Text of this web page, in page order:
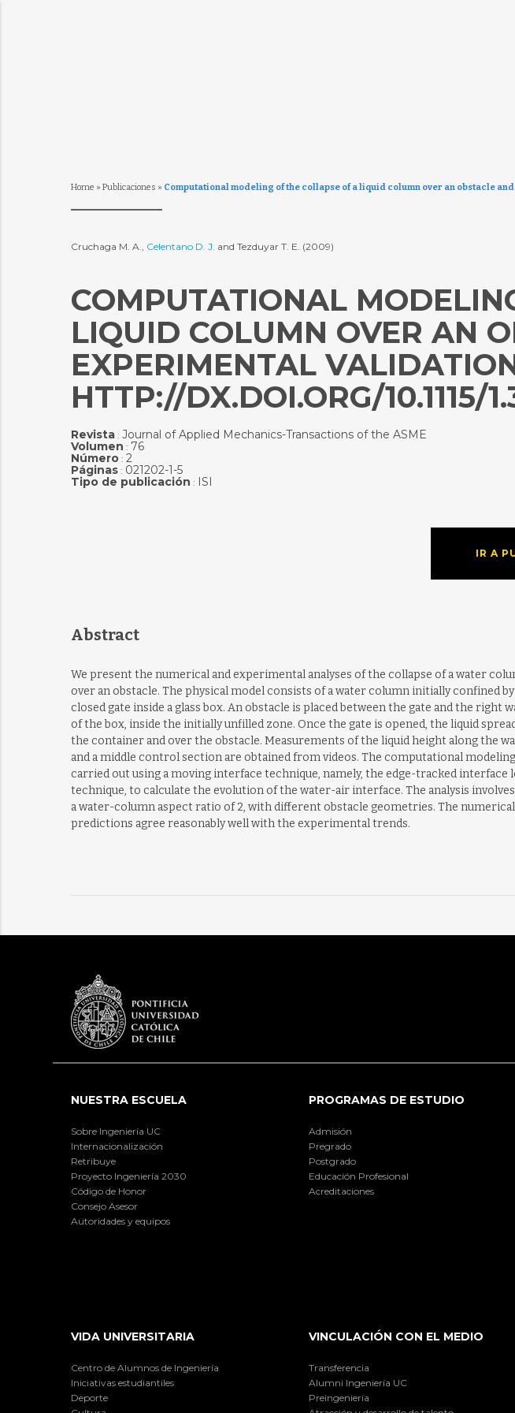
Home » Publicaciones » Computational modeling of the collapse of a liquid column over an obstacle
Cruchaga M. A., Celentano D. J. and Tezduyar T. E. (2009)
COMPUTATIONAL
LIQUID COLUMN OVER AN
EXPERIMENTAL
HTTP://DX.DOI.ORG/10.1115/
Revista: Journal of Applied Mechanics-Transactions of the ASME
Volumen : 76
Número: 2
Páginas: 021202-1-5
Tipo de publicación : ISI
IR A
Abstract
We present the numerical and experimental analyses of the collapse of a water
over an obstacle. The physical model consists of a water column initially confined by
closed gate inside a glass box. An obstacle is placed between the gate and the right
of the box, inside the initially unfilled zone. Once the gate is opened, the liquid
the container and over the obstacle. Measurements of the liquid height along the
and a middle control section are obtained from videos. The computational
carried out using a moving interface technique, namely, the edge-tracked interface
technique, to calculate the evolution of the water-air interface. The analysis involves
a water-column aspect ratio of 2, with different obstacle geometries. The numerical
predictions agree reasonably well with the experimental trends.
NUESTRA ESCUELA
Sobre Ingeniería UC
Internacionalización
Retribuye
Proyecto Ingeniería 2030
Código de Honor
Consejo Asesor
Autoridades y equipos
PROGRAMAS DE ESTUDIO
Admisión
Pregrado
Postgrado
Educación Profesional
Acreditaciones
VIDA UNIVERSITARIA
Centro de Alumnos de Ingeniería
Iniciativas estudiantiles
Deporte
VINCULACIÓN CON EL MEDIO
Transferencia
Alumni Ingeniería UC
Preingeniería